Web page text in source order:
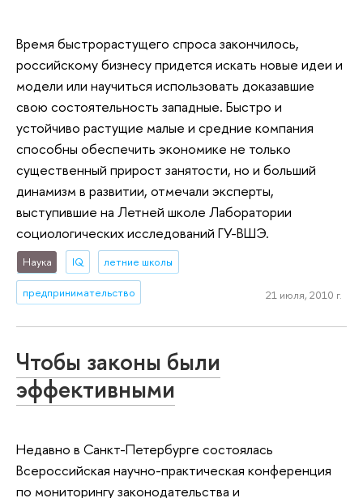
Время быстрорастущего спроса закончилось,
российскому бизнесу придется искать новые идеи и
модели или научиться использовать доказавшие
свою состоятельность западные. Быстро и
устойчиво растущие малые и средние компания
способны обеспечить экономике не только
существенный прирост занятости, но и больший
динамизм в развитии, отмечали эксперты,
выступившие на Летней школе Лаборатории
социологических исследований ГУ-ВШЭ.
Наука IQ летние школы
предпринимательство 21 июля, 2010 г.
Чтобы законы были
эффективными
Недавно в Санкт-Петербурге состоялась
Всероссийская научно-практическая конференция
по мониторингу законодательства и